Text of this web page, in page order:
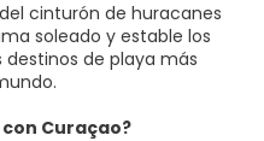
cinturón de huracanes
soleado y estable los
destinos de playa más
Curaçao?